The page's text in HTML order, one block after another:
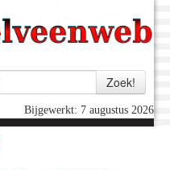
Bijgewerkt: 7 augustus 2026